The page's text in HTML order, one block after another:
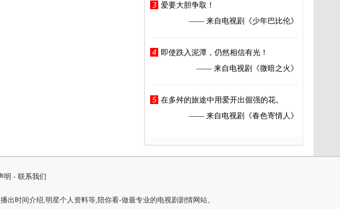
3
爱要大胆争取！
—— 来自电视剧
《少年巴比伦》
4
即使跌入泥潭，仍然相信有光！
—— 来自电视剧
《微暗之火》
5 在多舛的旅途中用爱开出倔强的花。
—— 来自电视剧
《春色寄情人》
明 - 联系我们
时间介绍,明星个人资料等,陪你看-做最专业的电视剧剧情网站。